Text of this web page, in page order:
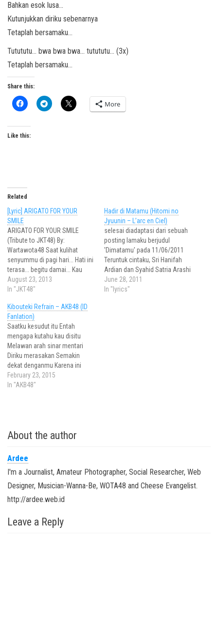
Bahkan esok lusa…
Kutunjukkan diriku sebenarnya
Tetaplah bersamaku…
Tutututu… bwa bwa bwa… tutututu… (3x)
Tetaplah bersamaku…
Share this:
More
Like this:
Related
[Lyric] ARIGATO FOR YOUR
SMILE
ARIGATO FOR YOUR SMILE
(Tribute to JKT48) By:
Wartawota48 Saat kulihat
senyummu di pagi hari... Hati ini
terasa... begitu damai... Kau
temani aku 'tuk melewati hari...
Meski jauh disana... Walau
diriku... Dunia kita memang
berbeda... Meski jarak 'kan
selalu memisahkan kita...
Senyummu semangati hariku...
Bridge: Walau…
August 23, 2013
In "JKT48"
Hadir di Matamu (Hitomi no
Jyuunin – L’arc en Ciel)
selesai diadaptasi dari sebuah
posting lamaku berjudul
'Dimatamu' pada 11/06/2011
Teruntuk cintaku, Sri Hanifah
Ardian dan Syahid Satria Arashi
[verse 1] Entah telah berapa
lama... Mungkin telah cukup
June 28, 2011
In "lyrics"
Kibouteki Refrain – AKB48 (ID
Fanlation)
Saatku kesudut itu Entah
mengapa kutahu kau disitu
Melawan arah sinar mentari
Diriku merasakan Semakin
dekat denganmu Karena ini
cinta sejati Banyak keajaiban
terjadi Kebetulan terus hadir
WOW...) Ku tak melihat (Ku tak…
February 23, 2015
In "AKB48"
About the author
Ardee
I'm a Journalist, Amateur Photographer, Social Researcher, Web
Designer, Musician-Wanna-Be, WOTA48 and Cheese Evangelist.
http://ardee.web.id
Leave a Reply